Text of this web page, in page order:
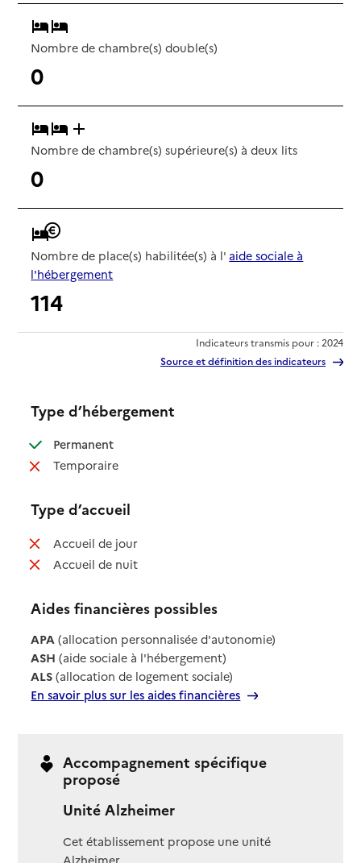
Nombre de chambre(s) double(s)
0
Nombre de chambre(s) supérieure(s) à deux lits
0
Nombre de place(s) habilitée(s) à l' aide sociale à
l'hébergement
114
Indicateurs transmis pour : 2024
Source et définition des indicateurs
Type d’hébergement
Permanent: disponible
Temporaire: non disponible
Type d’accueil
Accueil de jour: non disponible
Accueil de nuit: non disponible
Aides financières possibles
APA (allocation personnalisée d'autonomie)
ASH (aide sociale à l'hébergement)
ALS (allocation de logement sociale)
En savoir plus sur les aides financières
Accompagnement spécifique
proposé
Unité Alzheimer
Cet établissement propose une unité